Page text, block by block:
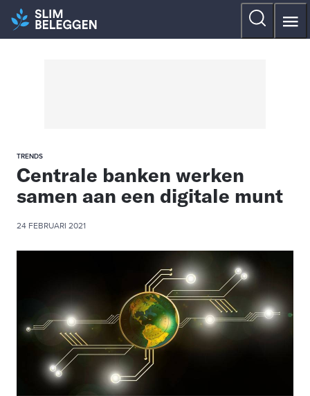
TRENDS
Centrale banken werken
samen aan een digitale munt
24 FEBRUARI 2021